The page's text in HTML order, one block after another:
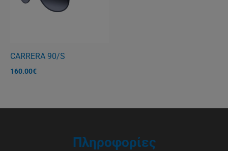
CARRERA 90/S
160.00€
Πληροφορίες